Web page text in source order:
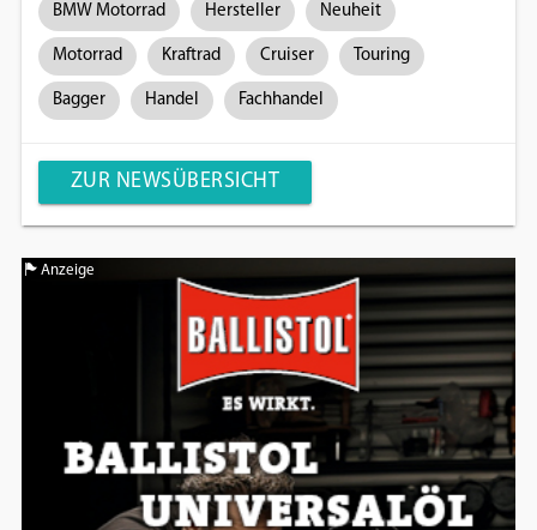
BMW Motorrad Hersteller Neuheit
Motorrad Kraftrad Cruiser Touring
Bagger Handel Fachhandel
ZUR NEWSÜBERSICHT
Anzeige